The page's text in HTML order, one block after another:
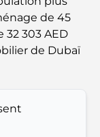
Hills 2 : un
Jumeirah : une
de 45
32 303 AED
de Dubaï